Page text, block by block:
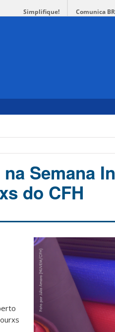
Simplifique! Comunica BR
Semana
do CFH